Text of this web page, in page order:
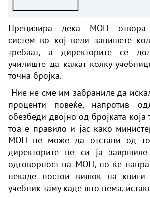
Прецизира дека МОН отвора
систем во кој вели запишете
требаат, а директорите се
училиште да кажат колку
точна бројка.
-Ние не сме им забраниле да
проценти повеќе, напротив
обезбеди двојно од бројката која
тоа е правило и јас како
МОН не може да отстапи од
директорите не си ја
одговорност на МОН, но ќе
некаде постои вишок на книги
учебник таму каде што нема,